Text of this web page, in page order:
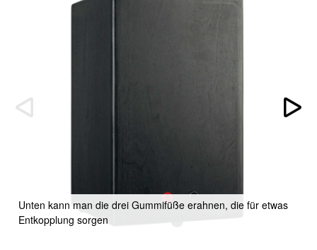
Unten kann man die drei Gummifüße erahnen, die für etwas
Entkopplung sorgen